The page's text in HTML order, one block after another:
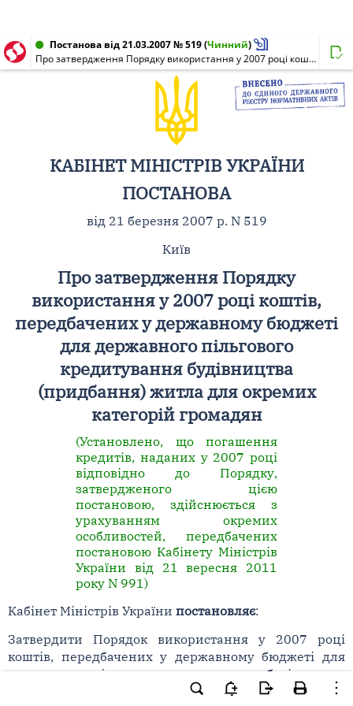
Постанова від 21.03.2007 № 519(Чинний)
Про затвердження Порядку використання у 2007 році коштів, передбачених у державному бюджеті для державного пільгового кредитування будівництва (придбання) житла для окремих категорій громадян